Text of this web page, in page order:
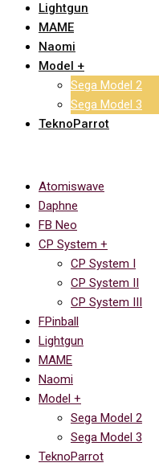
Lightgun
MAME
Naomi
Model +
Sega Model 2
Sega Model 3
TeknoParrot
Atomiswave
Daphne
FB Neo
CP System +
CP System I
CP System II
CP System III
FPinball
Lightgun
MAME
Naomi
Model +
Sega Model 2
Sega Model 3
TeknoParrot